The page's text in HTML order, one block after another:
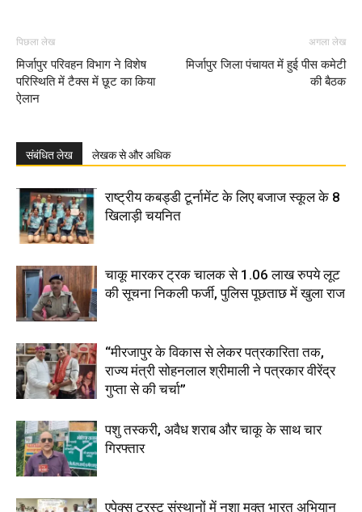
पिछला लेख
मिर्जापुर परिवहन विभाग ने विशेष
परिस्थिति में टैक्स में छूट का किया
ऐलान
अगला लेख
मिर्जापुर जिला पंचायत में हुई पीस कमेटी
की बैठक
संबंधित लेख लेखक से और अधिक
राष्ट्रीय कबड्डी टूर्नामेंट के लिए बजाज स्कूल के 8
खिलाड़ी चयनित
चाकू मारकर ट्रक चालक से 1.06 लाख रुपये लूट
की सूचना निकली फर्जी, पुलिस पूछताछ में खुला राज
“मीरजापुर के विकास से लेकर पत्रकारिता तक,
राज्य मंत्री सोहनलाल श्रीमाली ने पत्रकार वीरेंद्र
गुप्ता से की चर्चा”
पशु तस्करी, अवैध शराब और चाकू के साथ चार
गिरफ्तार
एपेक्स ट्रस्ट संस्थानों में नशा मुक्त भारत अभियान